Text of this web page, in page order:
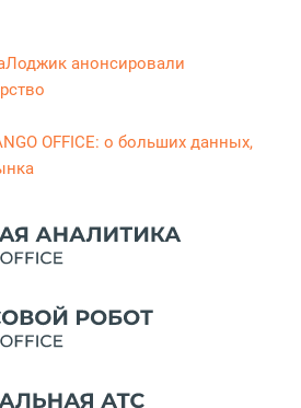
анонсировали
OFFICE: о больших данных,